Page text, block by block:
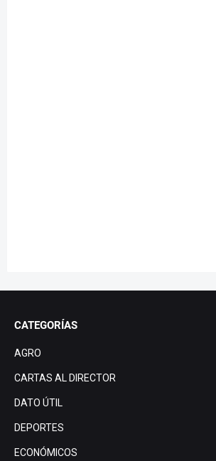
CATEGORÍAS
AGRO
CARTAS AL DIRECTOR
DATO ÚTIL
DEPORTES
ECONÓMICOS